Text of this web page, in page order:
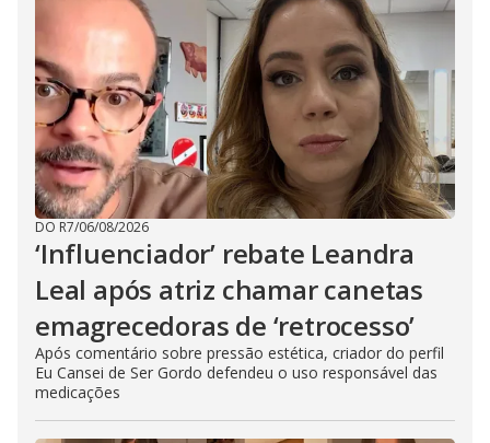
DO R7/06/08/2026
‘Influenciador’ rebate Leandra
Leal após atriz chamar canetas
emagrecedoras de ‘retrocesso’
Após comentário sobre pressão estética, criador do perfil
Eu Cansei de Ser Gordo defendeu o uso responsável das
medicações